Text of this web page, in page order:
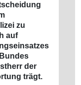
zu
auf
der
trägt.